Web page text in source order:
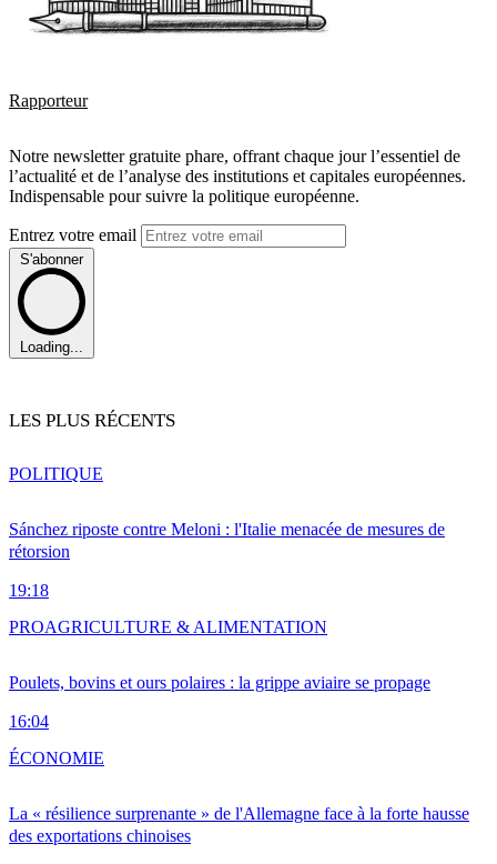
Rapporteur
Notre newsletter gratuite phare, offrant chaque jour l’essentiel de
l’actualité et de l’analyse des institutions et capitales européennes.
Indispensable pour suivre la politique européenne.
Entrez votre email
S'abonner
Loading...
LES PLUS RÉCENTS
Sánchez riposte contre Meloni : l'Italie menacée de mesures de
rétorsion
19:18
POLITIQUE
Poulets, bovins et ours polaires : la grippe aviaire se propage
16:04
PROAGRICULTURE & ALIMENTATION
La « résilience surprenante » de l'Allemagne face à la forte hausse
des exportations chinoises
ÉCONOMIE